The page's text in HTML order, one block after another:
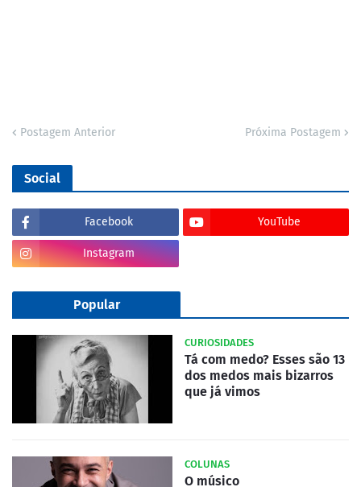
Postagem Anterior Próxima Postagem
Social
Facebook YouTube
Instagram
Popular
CURIOSIDADES
Tá com medo? Esses são 13
dos medos mais bizarros
que já vimos
COLUNAS
O músico